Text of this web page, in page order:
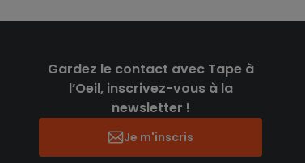
Gardez le contact avec Tape à
l’Oeil, inscrivez-vous à la
newsletter !
Je m'inscris